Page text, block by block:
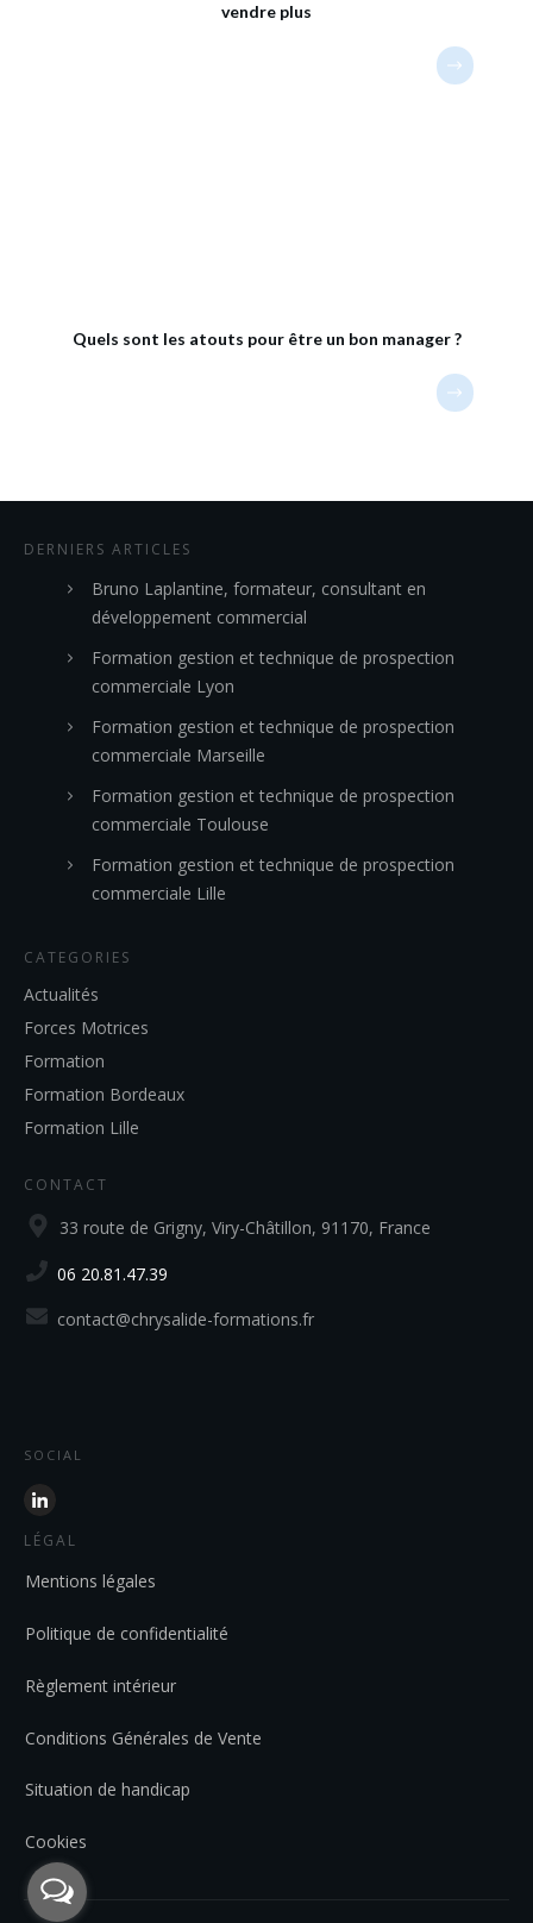
vendre plus
Quels sont les atouts pour être un bon manager ?
DERNIERS ARTICLES
Bruno Laplantine, formateur, consultant en
développement commercial
Formation gestion et technique de prospection
commerciale Lyon
Formation gestion et technique de prospection
commerciale Marseille
Formation gestion et technique de prospection
commerciale Toulouse
Formation gestion et technique de prospection
commerciale Lille
CATEGORIES
Actualités
Forces Motrices
Formation
Formation Bordeaux
Formation Lille
CONTACT
33 route de Grigny, Viry-Châtillon, 91170, France
06 20.81.47.39
contact@chrysalide-formations.fr
SOCIAL
LÉGAL
Mentions légales
Politique de confidentialité
Règlement intérieur
Conditions Générales de Vente
Situation de handicap
Cookies